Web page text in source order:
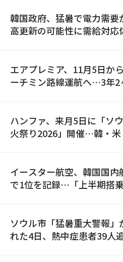
韓国政府、猛暑で電力需要
高更新の可能性に需給対応
エアプレミア、11月5日か
ーチミン路線運航へ…3年2
ハンファ、来月5日に「ソ
火祭り2026」開催…韓・米
イースター航空、韓国国内
で1位を記録…「上半期搭乗
ソウル市「猛暑重大警報」
れた4日、熱中症患者39人